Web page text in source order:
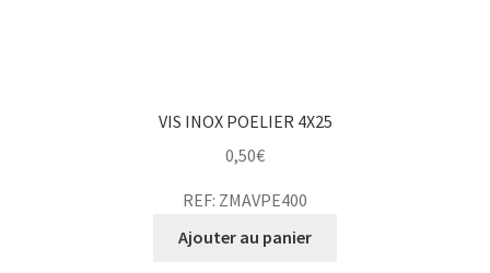
VIS INOX POELIER 4X25
0,50€
REF: ZMAVPE400
Ajouter au panier